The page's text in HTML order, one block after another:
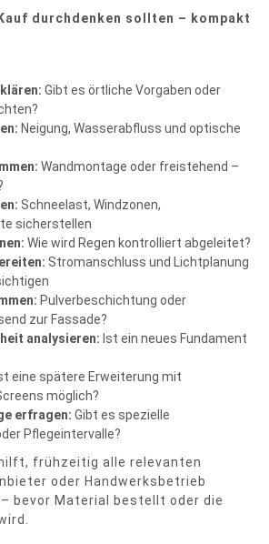
durchdenken sollten – kompakt
Gibt es örtliche Vorgaben oder
Neigung, Wasserabfluss und optische
Wandmontage oder freistehend –
Schneelast, Windzonen,
sicherstellen
Wie wird Regen kontrolliert abgeleitet?
Stromanschluss und Lichtplanung
Pulverbeschichtung oder
zur Fassade?
analysieren: Ist ein neues Fundament
eine spätere Erweiterung mit
möglich?
erfragen: Gibt es spezielle
Pflegeintervalle?
frühzeitig alle relevanten
oder Handwerksbetrieb
bevor Material bestellt oder die